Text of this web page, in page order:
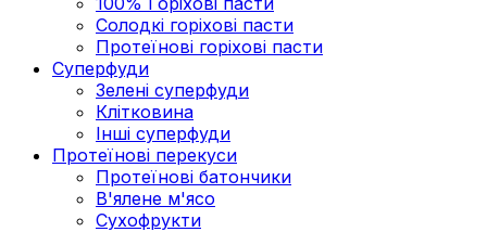
Солодкі горіхові пасти
Протеїнові горіхові пасти
Суперфуди
Зелені суперфуди
Клітковина
Інші суперфуди
Протеїнові перекуси
Протеїнові батончики
В'ялене м'ясо
Сухофрукти